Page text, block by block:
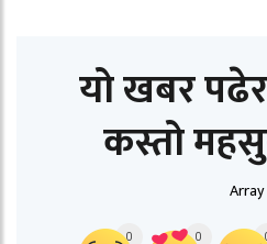
यो खबर
कस्तो
Array
0 0